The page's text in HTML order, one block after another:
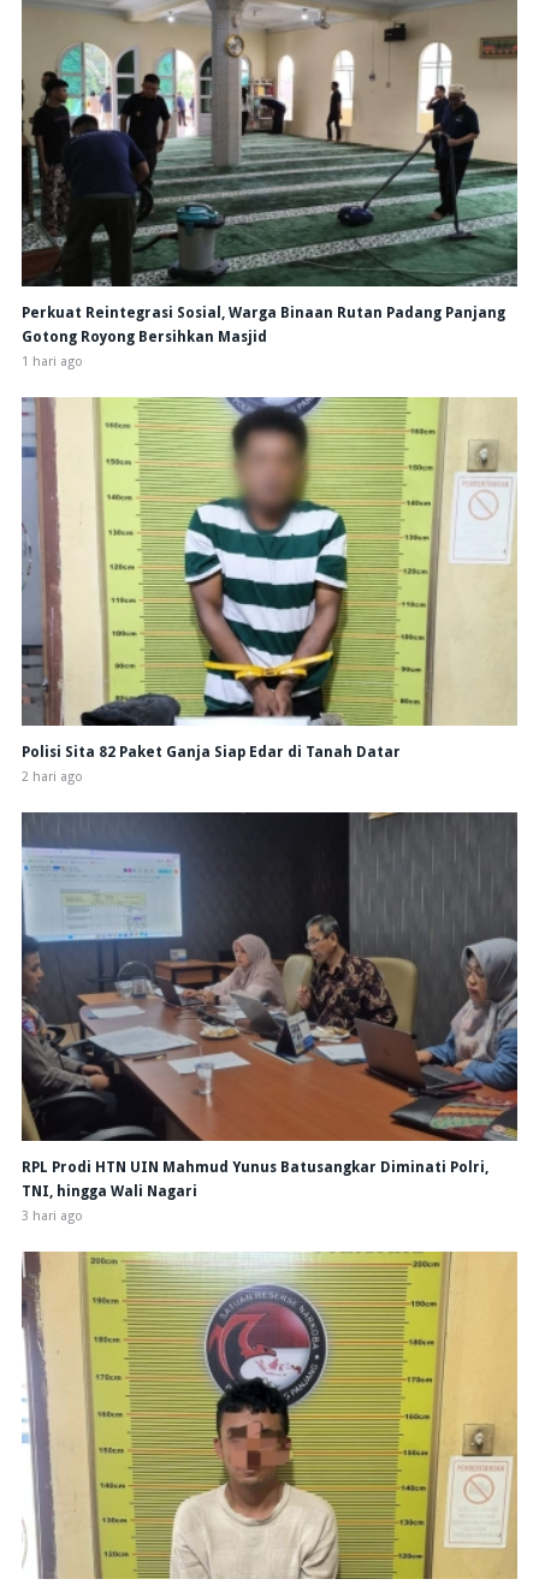
Perkuat Reintegrasi Sosial, Warga Binaan Rutan Padang Panjang
Gotong Royong Bersihkan Masjid
1 hari ago
Polisi Sita 82 Paket Ganja Siap Edar di Tanah Datar
2 hari ago
RPL Prodi HTN UIN Mahmud Yunus Batusangkar Diminati Polri,
TNI, hingga Wali Nagari
3 hari ago